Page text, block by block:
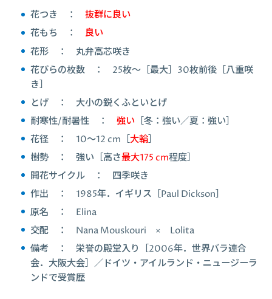
花つき ： 抜群に良い
花もち ： 良い
花形 ： 丸弁高芯咲き
花びらの枚数 ： 25枚～［最大］30枚前後［八重咲
き］
とげ ： 大小の鋭くふといとげ
耐寒性/耐暑性 ： 強い ［冬：強い／夏：強い］
花径 ： 10～12 cm［大輪］
樹勢 ： 強い［高さ最大175 cm程度］
開花サイクル ： 四季咲き
作出 ： 1985年．イギリス［Paul Dickson］
原名 ： Elina
交配 ： Nana Mouskouri × Lolita
備考 ： 栄誉の殿堂入り［2006年．世界バラ連合
会．大阪大会］／ドイツ・アイルランド・ニュージーラ
ンドで受賞歴